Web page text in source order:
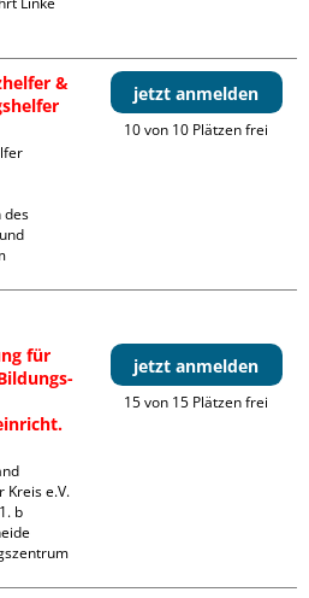
&
des
jetzt anmelden
10 von 10 Plätzen frei
für
Kreis e.V.
b
jetzt anmelden
15 von 15 Plätzen frei